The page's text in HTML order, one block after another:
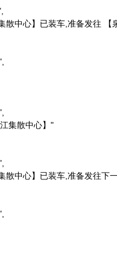
干集散中心】已装车,准备发往
江集散中心】"
集散中心】已装车,准备发往下